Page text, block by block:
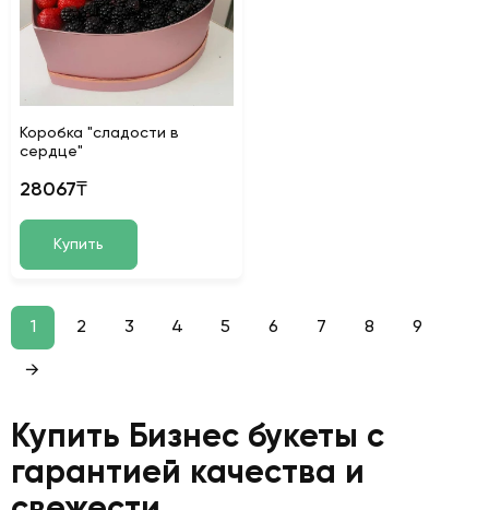
Коробка "сладости в
сердце"
28067₸
Купить
1 2 3 4 5 6 7 8 9
→
Купить Бизнес букеты с
гарантией качества и